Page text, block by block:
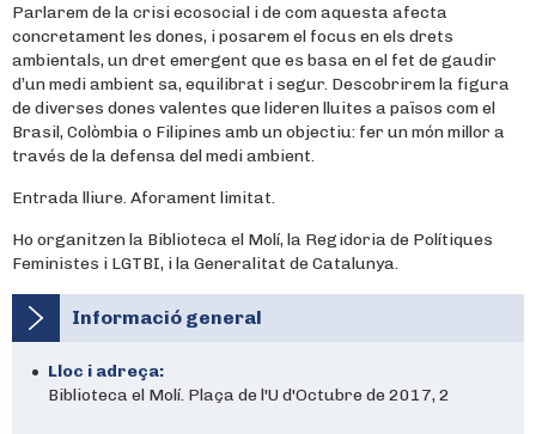
Parlarem de la crisi ecosocial i de com aquesta afecta
concretament les dones, i posarem el focus en els drets
ambientals, un dret emergent que es basa en el fet de gaudir
d’un medi ambient sa, equilibrat i segur. Descobrirem la figura
de diverses dones valentes que lideren lluites a països com el
Brasil, Colòmbia o Filipines amb un objectiu: fer un món millor a
través de la defensa del medi ambient.
Entrada lliure. Aforament limitat.
Ho organitzen la Biblioteca el Molí, la Regidoria de Polítiques
Feministes i LGTBI, i la Generalitat de Catalunya.
Informació general
Lloc i adreça:
Biblioteca el Molí. Plaça de l'U d'Octubre de 2017, 2